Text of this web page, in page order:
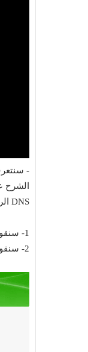
الشرح
DNS الراوتر بشكل عملي من الفيديو بالأعلى فقط مع تغيير معلومات الدي إن إس إلى المعلومات الموجودة في الأسفل.
1- سنقوم بالدخول إلى عنوان صفحة الراوتر الخاصة بنا، في الغالب من هذا الآي بي 192.168.1.1
2- سنقوم بتسجيل الدخول بالمعلومات الخاصة بنا.